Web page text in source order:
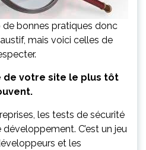
bonnes pratiques donc
mais voici celles de
de votre site le plus tôt
les tests de sécurité
C’est un jeu
et les